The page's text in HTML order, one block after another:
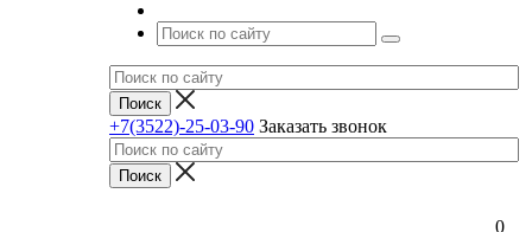
+7(3522)-25-03-90 Заказать звонок
0